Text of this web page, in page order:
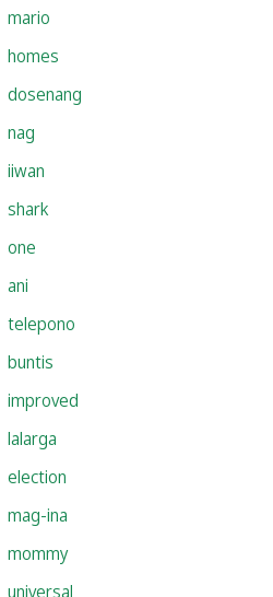
mario
homes
dosenang
nag
iiwan
shark
one
ani
telepono
buntis
improved
lalarga
election
mag-ina
mommy
universal